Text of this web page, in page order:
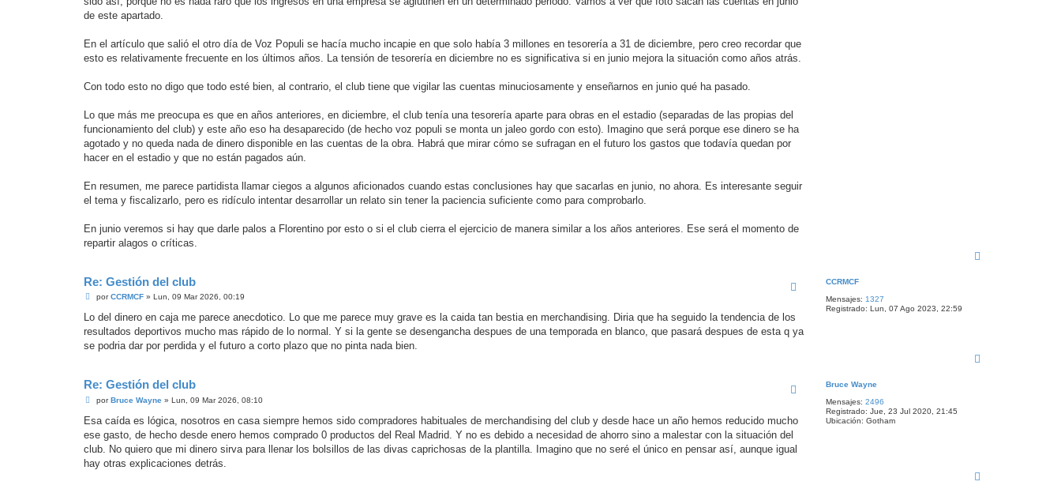
de este apartado.
En el artículo que salió el otro día de Voz Populi se hacía mucho incapie en que solo había 3 millones en tesorería a 31 de diciembre, pero creo recordar que
esto es relativamente frecuente en los últimos años. La tensión de tesorería en diciembre no es significativa si en junio mejora la situación como años atrás.
Con todo esto no digo que todo esté bien, al contrario, el club tiene que vigilar las cuentas minuciosamente y enseñarnos en junio qué ha pasado.
Lo que más me preocupa es que en años anteriores, en diciembre, el club tenía una tesorería aparte para obras en el estadio (separadas de las propias del
funcionamiento del club) y este año eso ha desaparecido (de hecho voz populi se monta un jaleo gordo con esto). Imagino que será porque ese dinero se ha
agotado y no queda nada de dinero disponible en las cuentas de la obra. Habrá que mirar cómo se sufragan en el futuro los gastos que todavía quedan por
hacer en el estadio y que no están pagados aún.
En resumen, me parece partidista llamar ciegos a algunos aficionados cuando estas conclusiones hay que sacarlas en junio, no ahora. Es interesante seguir
el tema y fiscalizarlo, pero es ridículo intentar desarrollar un relato sin tener la paciencia suficiente como para comprobarlo.
En junio veremos si hay que darle palos a Florentino por esto o si el club cierra el ejercicio de manera similar a los años anteriores. Ese será el momento de
repartir alagos o críticas.
CCRMCF
Mensajes: 1327
Registrado: Lun, 07 Ago 2023, 22:59
Re: Gestión del club
M
n
a
j
porCCRMCF» Lun, 09 Mar 2026, 00:19
Lo del dinero en caja me parece anecdotico. Lo que me parece muy grave es la caida tan bestia en merchandising. Diria que ha seguido la tendencia de los
resultados deportivos mucho mas rápido de lo normal. Y si la gente se desengancha despues de una temporada en blanco, que pasará despues de esta q ya
se podria dar por perdida y el futuro a corto plazo que no pinta nada bien.
Bruce Wayne
Mensajes: 2496
Registrado: Jue, 23 Jul 2020, 21:45
Ubicación: Gotham
Re: Gestión del club
M
n
a
j
porBruce Wayne» Lun, 09 Mar 2026, 08:10
Esa caída es lógica, nosotros en casa siempre hemos sido compradores habituales de merchandising del club y desde hace un año hemos reducido mucho
ese gasto, de hecho desde enero hemos comprado 0 productos del Real Madrid. Y no es debido a necesidad de ahorro sino a malestar con la situación del
club. No quiero que mi dinero sirva para llenar los bolsillos de las divas caprichosas de la plantilla. Imagino que no seré el único en pensar así, aunque igual
hay otras explicaciones detrás.